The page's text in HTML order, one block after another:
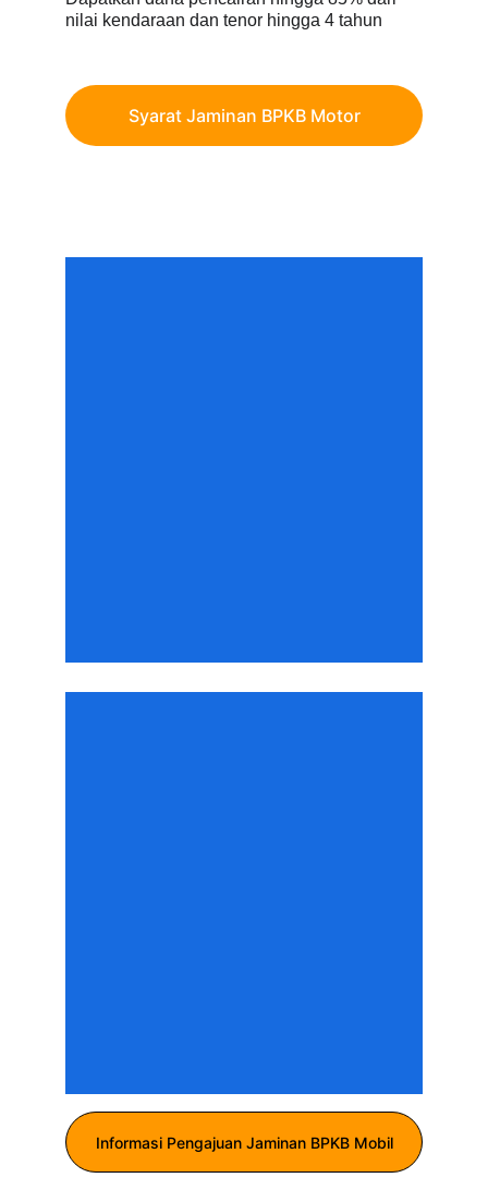
nilai kendaraan dan tenor hingga 4 tahun
Syarat Jaminan BPKB Motor
Informasi Pengajuan Jaminan BPKB Mobil